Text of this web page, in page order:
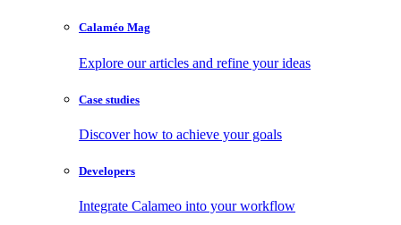
Calaméo Mag
Explore our articles and refine your ideas
Case studies
Discover how to achieve your goals
Developers
Integrate Calameo into your workflow